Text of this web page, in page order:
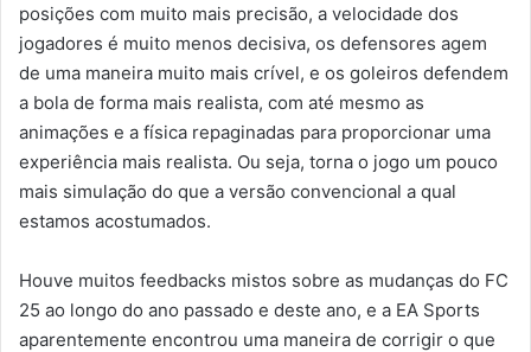
posições com muito mais precisão, a velocidade dos
jogadores é muito menos decisiva, os defensores agem
de uma maneira muito mais crível, e os goleiros defendem
a bola de forma mais realista, com até mesmo as
animações e a física repaginadas para proporcionar uma
experiência mais realista. Ou seja, torna o jogo um pouco
mais simulação do que a versão convencional a qual
estamos acostumados.
Houve muitos feedbacks mistos sobre as mudanças do FC
25 ao longo do ano passado e deste ano, e a EA Sports
aparentemente encontrou uma maneira de corrigir o que